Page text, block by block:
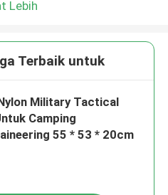
Lebih
Terbaik untuk
Military Tactical
Camping
55 * 53 * 20cm